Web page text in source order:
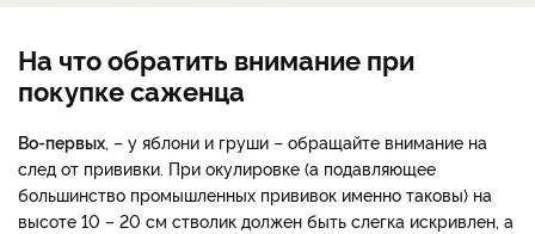
На что обратить внимание при
покупке саженца
Во-первых, – у яблони и груши – обращайте внимание на
след от прививки. При окулировке (а подавляющее
большинство промышленных прививок именно таковы) на
высоте 10 – 20 см стволик должен быть слегка искривлен, а